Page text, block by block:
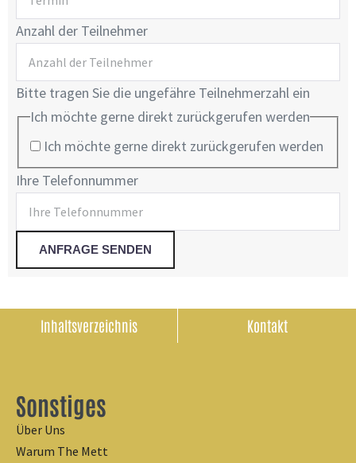
Anzahl der Teilnehmer
Bitte tragen Sie die ungefähre Teilnehmerzahl ein
Ich möchte gerne direkt zurückgerufen werden
Ich möchte gerne direkt zurückgerufen werden
Ihre Telefonnummer
Inhaltsverzeichnis Kontakt
Sonstiges
Über Uns
Warum The Mett